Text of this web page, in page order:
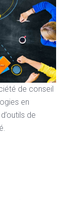
de conseil
en
de